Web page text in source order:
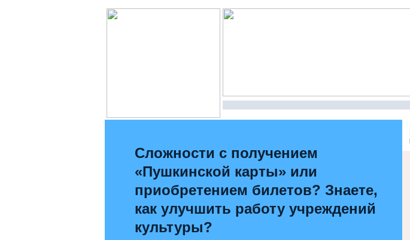
Сложности с получением
«Пушкинской карты» или
приобретением билетов? Знаете,
как улучшить работу учреждений
культуры?